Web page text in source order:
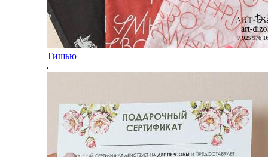
Тишью